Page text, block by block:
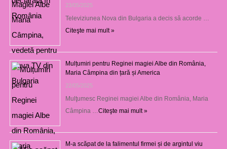
23/05/2025
Televiziunea Nova din Bulgaria a decis să acorde …
Citeşte mai mult »
Mulțumiri pentru Reginei magiei Albe din România,
Maria Câmpina din țară și America
22/05/2025
Mulţumesc Reginei magiei Albe din România, Maria
Câmpina …Citeşte mai mult »
M-a scăpat de la falimentul firmei și de argintul viu